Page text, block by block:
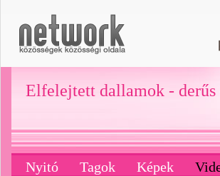
Elfelejtett dallamok -
Nyitó Tagok Képek